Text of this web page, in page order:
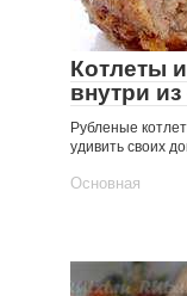
Котлеты
внутри
Рубленые
удивить своих
Основная